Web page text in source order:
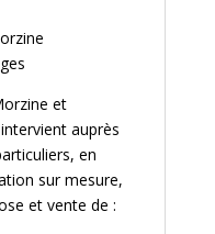
et
auprès
en
sur mesure,
et vente de :